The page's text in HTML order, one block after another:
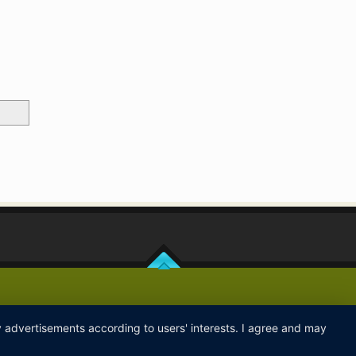
according to users' interests. I agree and may